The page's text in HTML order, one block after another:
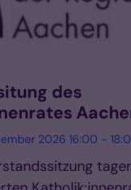
des
2026 16:00 -